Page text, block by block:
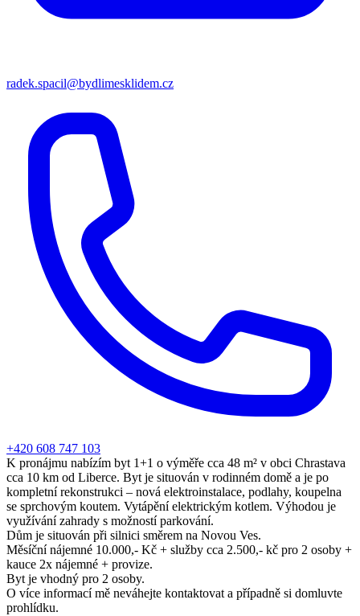
radek.spacil@bydlimesklidem.cz
+420 608 747 103
K pronájmu nabízím byt 1+1 o výměře cca 48 m² v obci Chrastava
cca 10 km od Liberce. Byt je situován v rodinném domě a je po
kompletní rekonstrukci – nová elektroinstalace, podlahy, koupelna
se sprchovým koutem. Vytápění elektrickým kotlem. Výhodou je
využívání zahrady s možností parkování.
Dům je situován při silnici směrem na Novou Ves.
Měsíční nájemné 10.000,- Kč + služby cca 2.500,- kč pro 2 osoby +
kauce 2x nájemné + provize.
Byt je vhodný pro 2 osoby.
O více informací mě neváhejte kontaktovat a případně si domluvte
prohlídku.